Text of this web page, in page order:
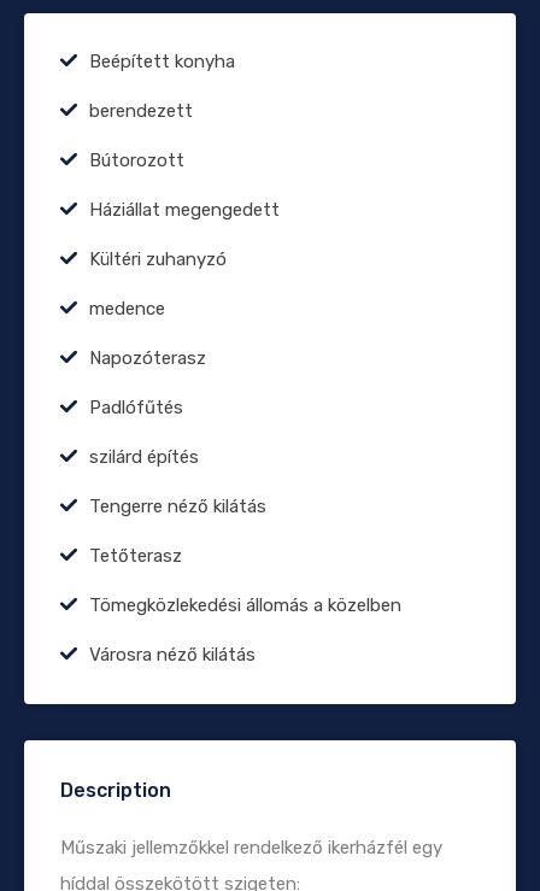
Beépített konyha
berendezett
Bútorozott
Háziállat megengedett
Kültéri zuhanyzó
medence
Napozóterasz
Padlófűtés
szilárd építés
Tengerre néző kilátás
Tetőterasz
Tömegközlekedési állomás a közelben
Városra néző kilátás
Description
Műszaki jellemzőkkel rendelkező ikerházfél egy
híddal összekötött szigeten: